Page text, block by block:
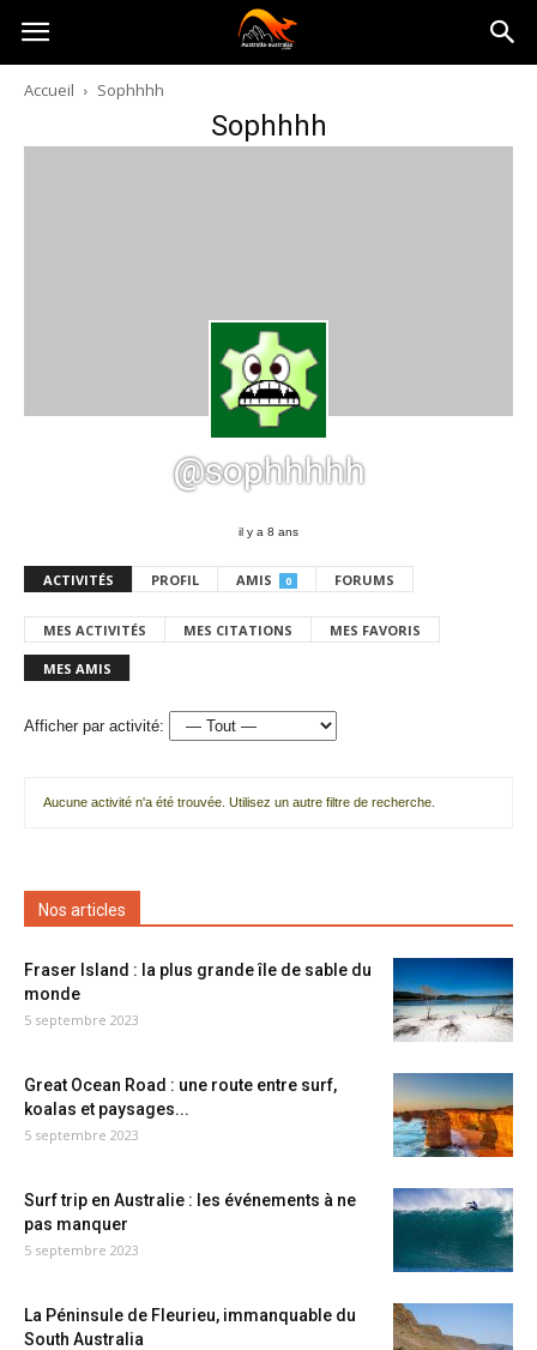
Australia-
australie.com
Accueil Sophhhh
Sophhhh
@sophhhhh
il y a 8 ans
ACTIVITÉS PROFIL AMIS 0 FORUMS
MES ACTIVITÉS MES CITATIONS MES FAVORIS
MES AMIS
Afficher par activité:
Aucune activité n'a été trouvée. Utilisez un autre filtre de recherche.
Nos articles
Fraser Island : la plus grande île de sable du
monde
5 septembre 2023
Great Ocean Road : une route entre surf,
koalas et paysages...
5 septembre 2023
Surf trip en Australie : les événements à ne
pas manquer
5 septembre 2023
La Péninsule de Fleurieu, immanquable du
South Australia